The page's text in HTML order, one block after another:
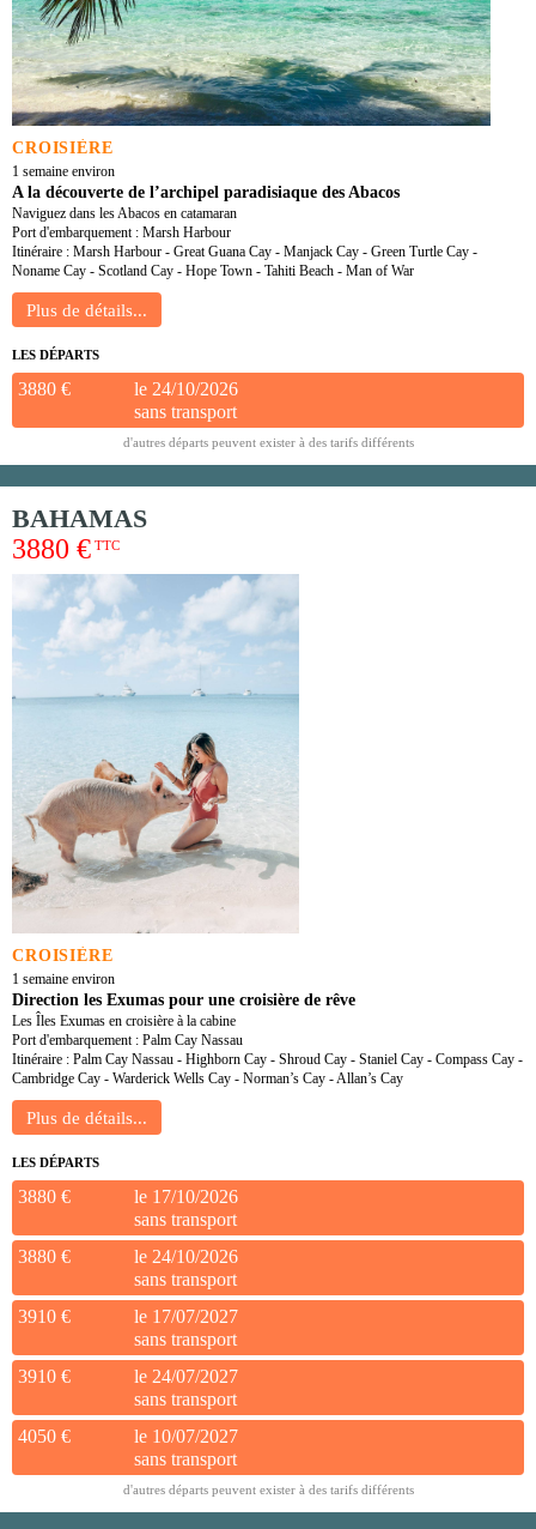
CROISIÈRE
1 semaine environ
A la découverte de l’archipel paradisiaque des Abacos
Naviguez dans les Abacos en catamaran
Port d'embarquement : Marsh Harbour
Itinéraire : Marsh Harbour - Great Guana Cay - Manjack Cay - Green Turtle Cay -
Noname Cay - Scotland Cay - Hope Town - Tahiti Beach - Man of War
LES DÉPARTS
3880 €
le 24/10/2026
sans transport
d'autres départs peuvent exister à des tarifs différents
BAHAMAS
3880 € TTC
CROISIÈRE
1 semaine environ
Direction les Exumas pour une croisière de rêve
Les Îles Exumas en croisière à la cabine
Port d'embarquement : Palm Cay Nassau
Itinéraire : Palm Cay Nassau - Highborn Cay - Shroud Cay - Staniel Cay - Compass Cay -
Cambridge Cay - Warderick Wells Cay - Norman’s Cay - Allan’s Cay
LES DÉPARTS
3880 €
le 17/10/2026
sans transport
3880 €
le 24/10/2026
sans transport
3910 €
le 17/07/2027
sans transport
3910 €
le 24/07/2027
sans transport
4050 €
le 10/07/2027
sans transport
d'autres départs peuvent exister à des tarifs différents